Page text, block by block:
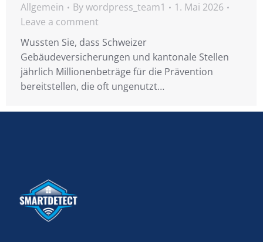
Allgemein Bywordpress_team1
1. Mai 2026
Leave a comment
Wussten Sie, dass Schweizer
Gebäudeversicherungen und kantonale Stellen
jährlich Millionenbeträge für die Prävention
bereitstellen, die oft ungenutzt…